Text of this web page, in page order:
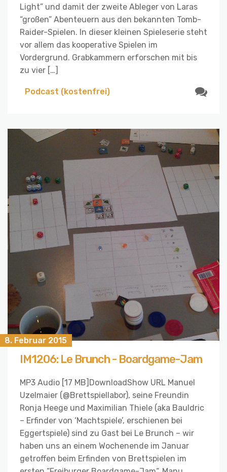
Light” und damit der zweite Ableger von Laras
“großen” Abenteuern aus den bekannten Tomb-
Raider-Spielen. In dieser kleinen Spieleserie steht
vor allem das kooperative Spielen im
Vordergrund. Grabkammern erforschen mit bis
zu vier […]
Podcast (kostenfrei)
8. Februar 2015
IM1206: Le Brunch - Boardgame-Jam
MP3 Audio [17 MB]DownloadShow URL Manuel
Uzelmaier (@Brettspiellabor), seine Freundin
Ronja Heege und Maximilian Thiele (aka Bauldric
– Erfinder von ‘Machtspiele’, erschienen bei
Eggertspiele) sind zu Gast bei Le Brunch – wir
haben uns an einem Wochenende im Januar
getroffen beim Erfinden von Brettspielen im